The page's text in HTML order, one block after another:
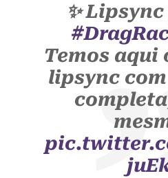
✨
Temos aqui
lipsync